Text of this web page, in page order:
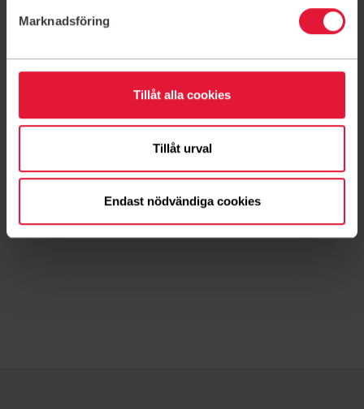
Marknadsföring
Tillåt alla cookies
Tillåt urval
Endast nödvändiga cookies
Träna resten av
sommaren för 498 kr
Länk till: (öppnas i ny flik)